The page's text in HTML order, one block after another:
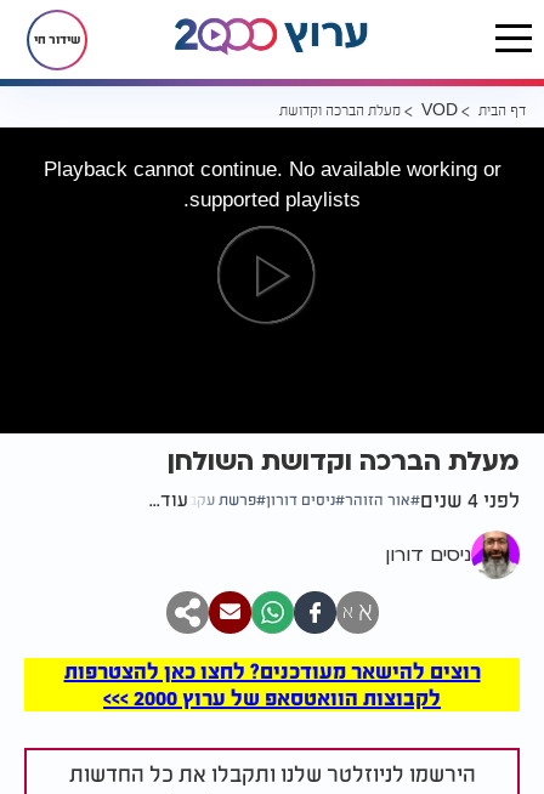
שידור חי
דף הבית VOD מעלת הברכה וקדושת השולחן
Playback cannot continue. No available working or
supported playlists.
מעלת הברכה וקדושת השולחן
לפני 4 שנים אור הזוהר ניסים דורון פרשת עקב עוד...
ניסים דורון
א א
רוצים להישאר מעודכנים? לחצו כאן להצטרפות
לקבוצות הוואטסאפ של ערוץ 2000 >>>
הירשמו לניוזלטר שלנו ותקבלו את כל החדשות